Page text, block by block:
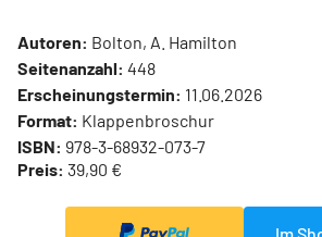
Autoren: Bolton, A. Hamilton
Seitenanzahl: 448
Erscheinungstermin: 11.06.2026
Format: Klappenbroschur
ISBN: 978-3-68932-073-7
Preis: 39,90 €